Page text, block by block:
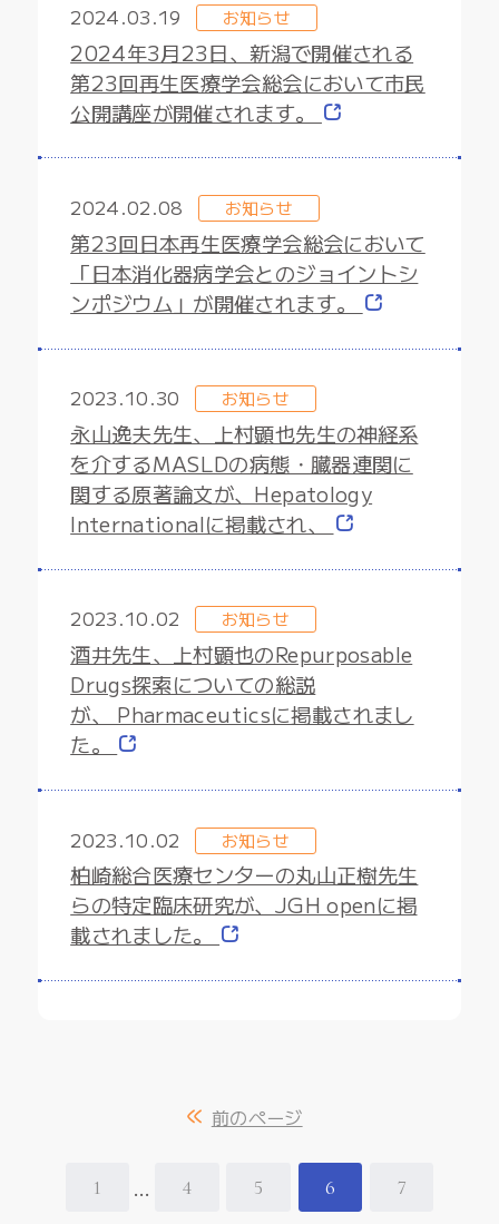
2024.03.19 お知らせ
2024年3月23日、新潟で開催される
第23回再生医療学会総会において市民
公開講座が開催されます。
2024.02.08 お知らせ
第23回日本再生医療学会総会において
「日本消化器病学会とのジョイントシ
ンポジウム」が開催されます。
2023.10.30 お知らせ
永山逸夫先生、上村顕也先生の神経系
を介するMASLDの病態・臓器連関に
関する原著論文が、Hepatology
Internationalに掲載され、
2023.10.02 お知らせ
酒井先生、上村顕也のRepurposable
Drugs探索についての総説
が、 Pharmaceuticsに掲載されまし
た。
2023.10.02 お知らせ
柏崎総合医療センターの丸山正樹先生
らの特定臨床研究が、JGH openに掲
載されました。
前のページ
1 … 4 5 6 7